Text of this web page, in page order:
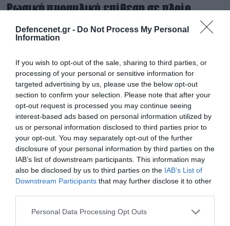
Defencenet.gr - Do Not Process My Personal
Information
If you wish to opt-out of the sale, sharing to third parties, or
processing of your personal or sensitive information for
targeted advertising by us, please use the below opt-out
section to confirm your selection. Please note that after your
opt-out request is processed you may continue seeing
interest-based ads based on personal information utilized by
us or personal information disclosed to third parties prior to
your opt-out. You may separately opt-out of the further
disclosure of your personal information by third parties on the
IAB’s list of downstream participants. This information may
also be disclosed by us to third parties on the IAB’s List of
Downstream Participants that may further disclose it to other
Please note that this website/app uses one or more Google
Personal Data Processing Opt Outs
Ρωσική πυραυλική επίθεση σε πλοίο
ανοικτά της Οδησσού – Το Κίεβο κτύπησε
ελληνόκτητο τάνκερ στο Νοβοροσίσκ